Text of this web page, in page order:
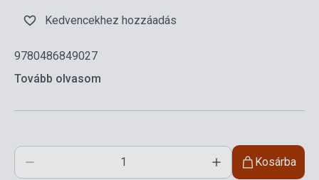
Kedvencekhez hozzáadás
9780486849027
Tovább olvasom
Kosárba